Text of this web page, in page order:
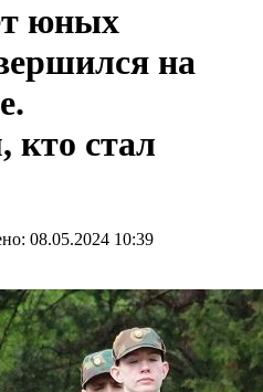
юных
на
кто стал
08.05.2024 10:39